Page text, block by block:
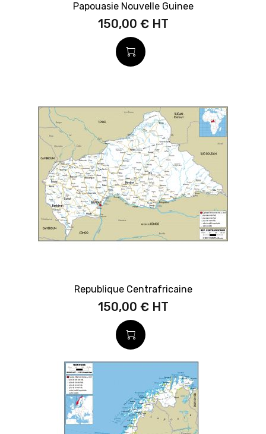
Papouasie Nouvelle Guinee
150,00 €
Republique Centrafricaine
150,00 €